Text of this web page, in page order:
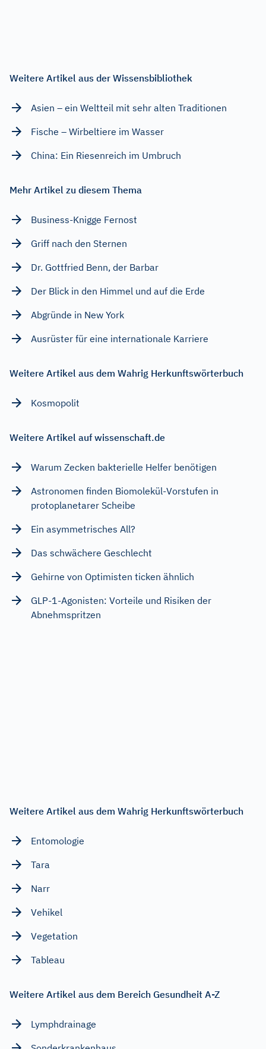
Weitere Artikel aus der Wissensbibliothek
Asien – ein Weltteil mit sehr alten Traditionen
Fische – Wirbeltiere im Wasser
China: Ein Riesenreich im Umbruch
Mehr Artikel zu diesem Thema
Business-Knigge Fernost
Griff nach den Sternen
Dr. Gottfried Benn, der Barbar
Der Blick in den Himmel und auf die Erde
Abgründe in New York
Ausrüster für eine internationale Karriere
Weitere Artikel aus dem Wahrig Herkunftswörterbuch
Kosmopolit
Weitere Artikel auf wissenschaft.de
Warum Zecken bakterielle Helfer benötigen
Astronomen finden Biomolekül-Vorstufen in
protoplanetarer Scheibe
Ein asymmetrisches All?
Das schwächere Geschlecht
Gehirne von Optimisten ticken ähnlich
GLP-1-Agonisten: Vorteile und Risiken der
Abnehmspritzen
Weitere Artikel aus dem Wahrig Herkunftswörterbuch
Entomologie
Tara
Narr
Vehikel
Vegetation
Tableau
Weitere Artikel aus dem Bereich Gesundheit A-Z
Lymphdrainage